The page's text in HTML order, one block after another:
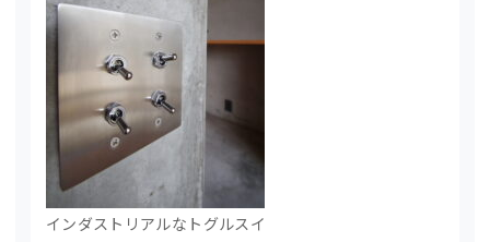
インダストリアルなトグルスイ